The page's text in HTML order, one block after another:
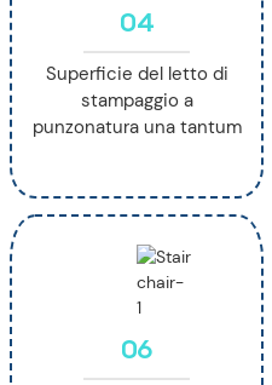
04
Superficie del letto di
stampaggio a
punzonatura una tantum
06